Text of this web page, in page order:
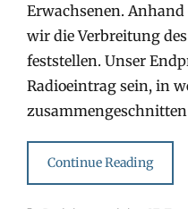
Erwachsenen.
wir die Verbreitung
feststellen. Unser
Radioeintrag sein, in
zusammengeschnitten
Continue Reading